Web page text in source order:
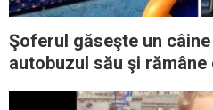
Şoferul găseşte un
autobuzul său şi